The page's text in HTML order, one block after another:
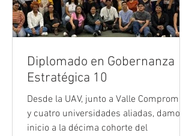
comunitaria.
Diplomado en Gobernanza
Estratégica 10
Desde la UAV, junto a Valle Compromiso
y cuatro universidades aliadas, damos
inicio a la décima cohorte del